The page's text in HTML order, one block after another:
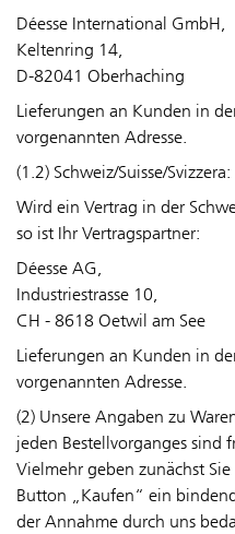
Déesse International GmbH,
Keltenring 14,
D-82041 Oberhaching
Lieferungen an Kunden in
vorgenannten Adresse.
(1.2) Schweiz/Suisse/Svizzera:
Wird ein Vertrag in der
so ist Ihr Vertragspartner:
Déesse AG,
Industriestrasse 10,
CH - 8618 Oetwil am See
Lieferungen an Kunden in
vorgenannten Adresse.
(2) Unsere Angaben zu
jeden Bestellvorganges
Vielmehr geben zunächst
Button „Kaufen“ ein
der Annahme durch uns